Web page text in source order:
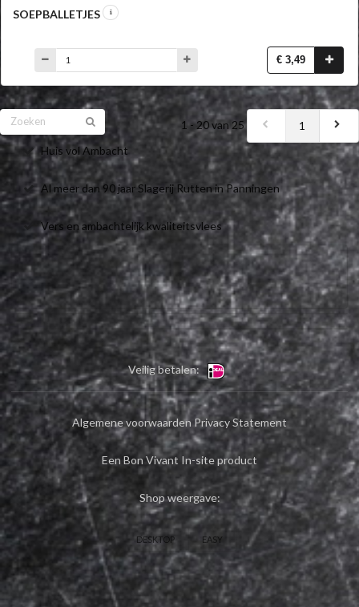
SOEPBALLETJES
€ 3,49
1 - 20 van 25
1
Huis vol Ambacht
Al meer dan 90 jaar Slagerij Rutten in Panningen
Vers en ambachtelijk kwaliteitsvlees
Veilig betalen:
Algemene voorwaarden Privacy Statement
Een Bon Vivant In-site product
Shop weergave:
DESKTOP EASY